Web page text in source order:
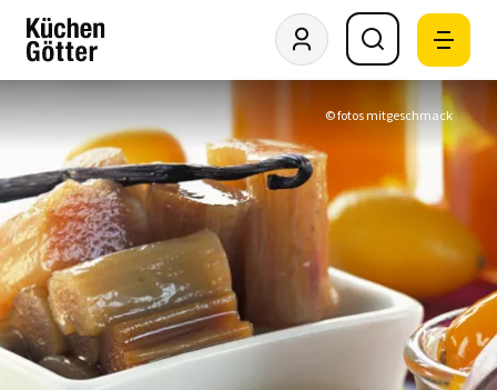
© fotos mitgeschmack